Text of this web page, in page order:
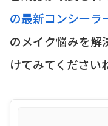
の最新コンシーラ
のメイク悩みを解
けてみてください